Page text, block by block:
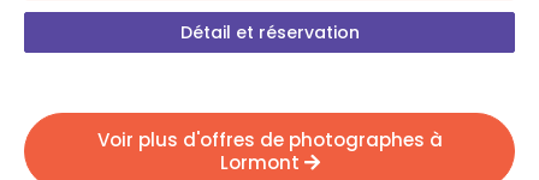
Détail et réservation
Voir plus d'offres de photographes à
Lormont